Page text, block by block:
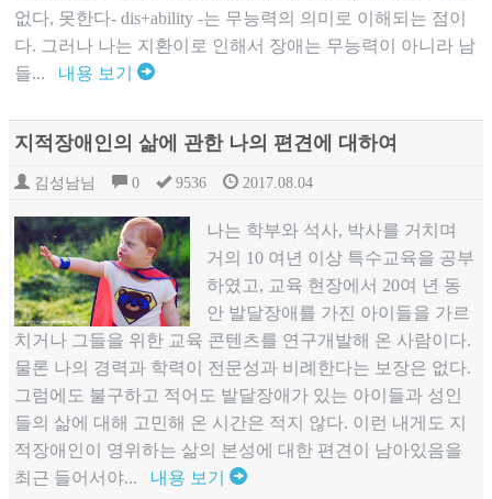
없다, 못한다- dis+ability -는 무능력의 의미로 이해되는 점이
다. 그러나 나는 지환이로 인해서 장애는 무능력이 아니라 남
들... 내용 보기
지적장애인의 삶에 관한 나의 편견에 대하여
김성남님 0 9536 2017.08.04
나는 학부와 석사, 박사를 거치며
거의 10 여년 이상 특수교육을 공부
하였고, 교육 현장에서 20여 년 동
안 발달장애를 가진 아이들을 가르
치거나 그들을 위한 교육 콘텐츠를 연구개발해 온 사람이다.
물론 나의 경력과 학력이 전문성과 비례한다는 보장은 없다.
그럼에도 불구하고 적어도 발달장애가 있는 아이들과 성인
들의 삶에 대해 고민해 온 시간은 적지 않다. 이런 내게도 지
적장애인이 영위하는 삶의 본성에 대한 편견이 남아있음을
최근 들어서야... 내용 보기